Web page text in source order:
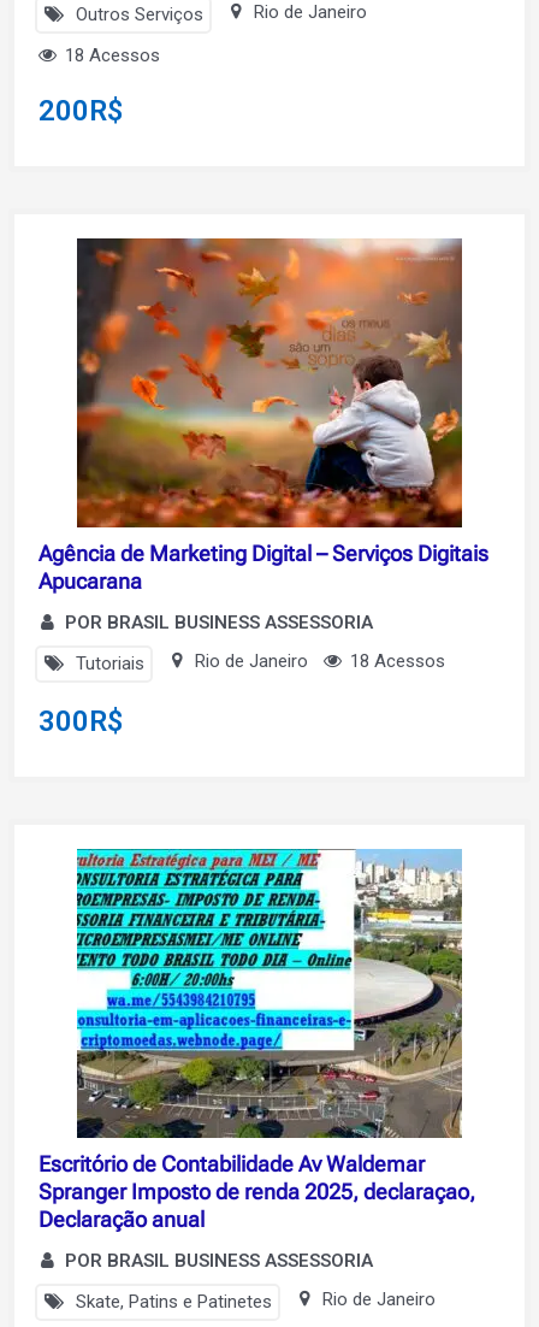
Outros Serviços
Rio de Janeiro
18 Acessos
200R$
Agência de Marketing Digital – Serviços Digitais
Apucarana
POR BRASIL BUSINESS ASSESSORIA
Tutoriais
Rio de Janeiro 18 Acessos
300R$
Escritório de Contabilidade Av Waldemar
Spranger Imposto de renda 2025, declaraçao,
Declaração anual
POR BRASIL BUSINESS ASSESSORIA
Skate, Patins e Patinetes
Rio de Janeiro